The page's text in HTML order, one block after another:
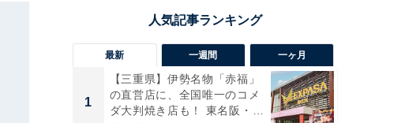
最新 一週間 一ヶ月
1
【三重県】伊勢名物「赤福」
の直営店に、全国唯一のコメ
ダ大判焼き店も！ 東名阪・